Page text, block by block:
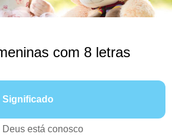
com 8 letras
Significado
Deus está conosco